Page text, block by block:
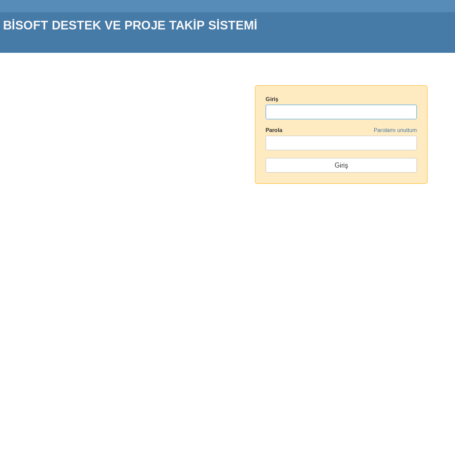
BİSOFT DESTEK VE PROJE TAKİP SİSTEMİ
Giriş
Parola Parolamı unuttum